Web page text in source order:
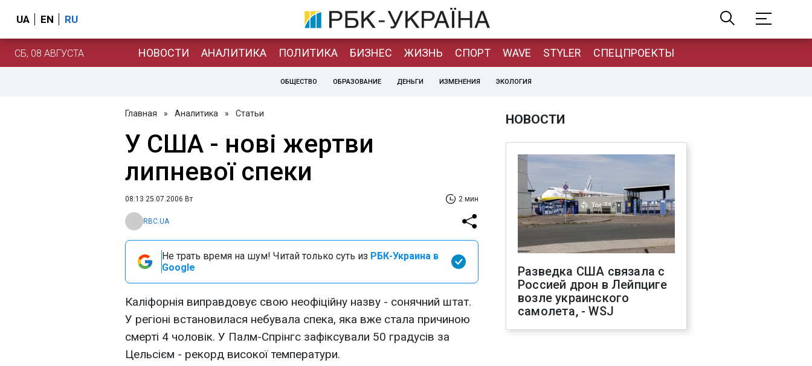
UA EN RU
СБ, 08 АВГУСТА НОВОСТИ АНАЛИТИКА ПОЛИТИКА БИЗНЕС ЖИЗНЬ СПОРТ WAVE STYLER СПЕЦПРОЕКТЫ
ОБЩЕСТВО ОБРАЗОВАНИЕ ДЕНЬГИ ИЗМЕНЕНИЯ ЭКОЛОГИЯ
Главная » Аналитика » Статьи
У США - нові жертви
липневої спеки
08:13 25.07.2006 Вт 2 мин
RBC.UA
Не трать время на шум! Читай только суть из РБК-Украина в
Google
Каліфорнія виправдовує свою неофіційну назву - сонячний штат.
У регіоні встановилася небувала спека, яка вже стала причиною
смерті 4 чоловік. У Палм-Спрінгс зафіксували 50 градусів за
Цельсієм - рекорд високої температури.
НОВОСТИ
Разведка США связала с
Россией дрон в Лейпциге
возле украинского
самолета, - WSJ